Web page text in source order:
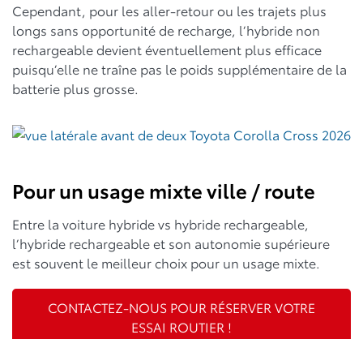
Cependant, pour les aller-retour ou les trajets plus
longs sans opportunité de recharge, l’hybride non
rechargeable devient éventuellement plus efficace
puisqu’elle ne traîne pas le poids supplémentaire de la
batterie plus grosse.
Pour un usage mixte ville / route
Entre la voiture hybride vs hybride rechargeable,
l’hybride rechargeable et son autonomie supérieure
est souvent le meilleur choix pour un usage mixte.
CONTACTEZ-NOUS POUR RÉSERVER VOTRE
ESSAI ROUTIER !